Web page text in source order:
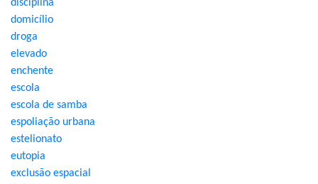
disciplina
domicílio
droga
elevado
enchente
escola
escola de samba
espoliação urbana
estelionato
eutopia
exclusão espacial